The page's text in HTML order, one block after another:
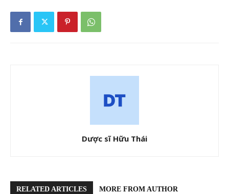
Dược sĩ Hữu Thái
RELATED ARTICLES MORE FROM AUTHOR